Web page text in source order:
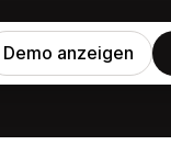
Demo anzeigen